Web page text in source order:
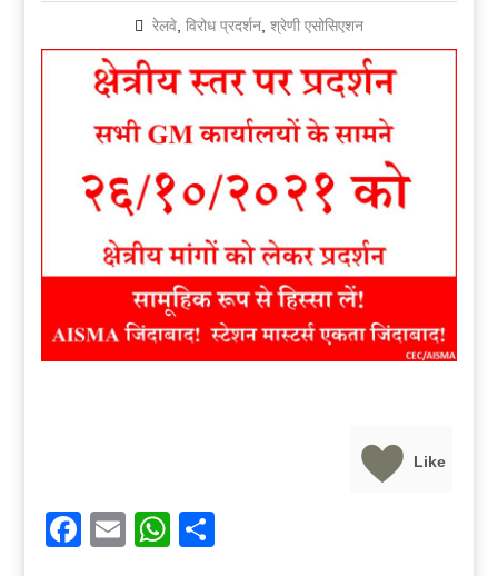
रेलवे, विरोध प्रदर्शन, श्रेणी एसोसिएशन
Like
Facebook
EmailWhatsApp